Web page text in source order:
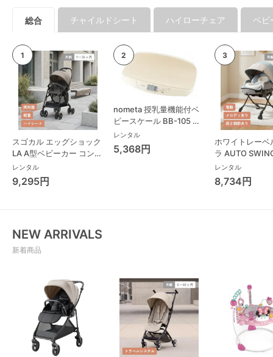
総合 チャイルドシート ハイローチェア ベビ
スゴカル エッグショック
LA A型ベビーカー コンビ
(Combi)
レンタル
9,295円
nometa 授乳量機能付ベ
ビースケール BB-105 タ
ニタ(TANITA) ベビースケ
ール・体重計
レンタル
5,368円
ホワイトレーベ
ラ AUTO
Long スリープ
コンビ(Combi)
チェア・ベビー
レンタル
8,734円
NEW ARRIVALS
新着商品